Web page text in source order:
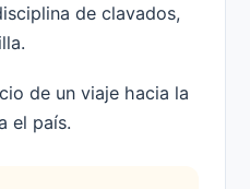
de clavados,
de un viaje hacia la
el país.